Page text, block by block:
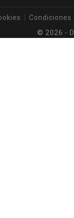
Condiciones
© 2026 -